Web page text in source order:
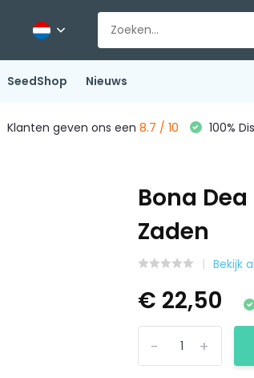
SeedShop Nieuws
Klanten geven ons een 8.7 / 10 100%
Bona
Zaden
Bekijk
€ 22,50
+
-